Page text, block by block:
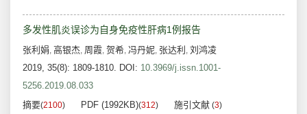
多发性肌炎误诊为自身免疫性肝病1例报告
张利娟, 高银杰, 周霞, 贺希, 冯丹妮, 张达利 , 刘鸿凌
2019, 35(8): 1809-1810. DOI: 10.3969/j.issn.1001-
5256.2019.08.033
摘要(2100) PDF (1992KB)(312) 施引文献 (3)